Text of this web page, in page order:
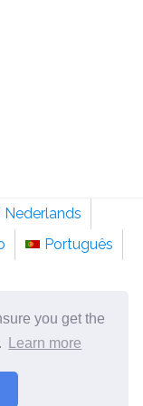
you get the
Learn more
Nederlands
Português
sur la vie.